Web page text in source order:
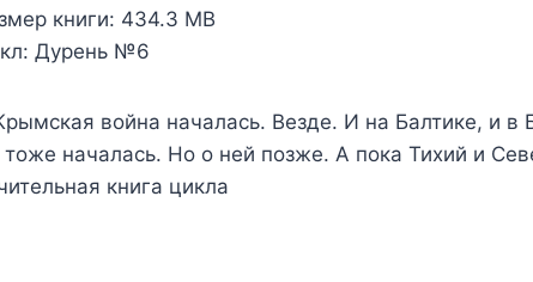
книги: 434.3 MB
Дурень №6
война началась. Везде. И на Балтике, и
началась. Но о ней позже. А пока Тихий и
книга цикла